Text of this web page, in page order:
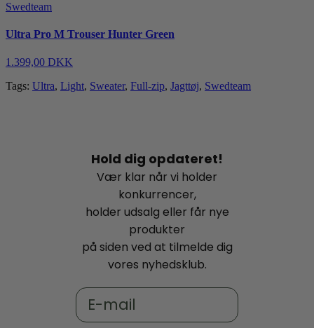
Swedteam
Ultra Pro M Trouser Hunter Green
1.399,00 DKK
Tags: Ultra, Light, Sweater, Full-zip, Jagttøj, Swedteam
Hold dig opdateret!
Vær klar når vi holder
konkurrencer,
holder udsalg eller får nye
produkter
på siden ved at tilmelde dig
vores nyhedsklub.
Email